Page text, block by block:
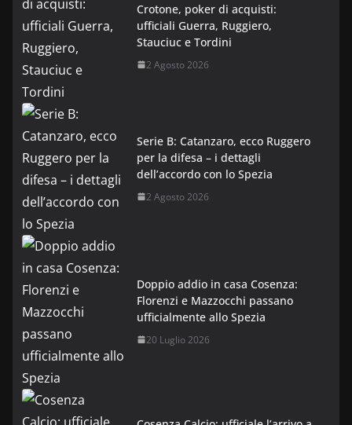
Crotone, poker di acquisti:
ufficiali Guerra, Ruggiero,
Stauciuc e Tordini
2 Agosto 2026
Serie B: Catanzaro, ecco Ruggero
per la difesa – i dettagli
dell’accordo con lo Spezia
2 Agosto 2026
Doppio addio in casa Cosenza:
Florenzi e Mazzocchi passano
ufficialmente allo Spezia
20 Luglio 2026